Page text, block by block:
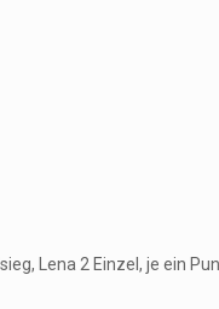
Lena 2 Einzel, je ein